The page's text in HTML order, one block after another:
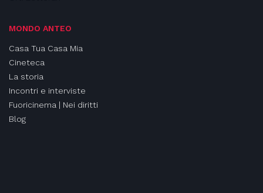
MONDO ANTEO
Casa Tua Casa Mia
Cineteca
La storia
Incontri e interviste
Fuoricinema | Nei diritti
Blog